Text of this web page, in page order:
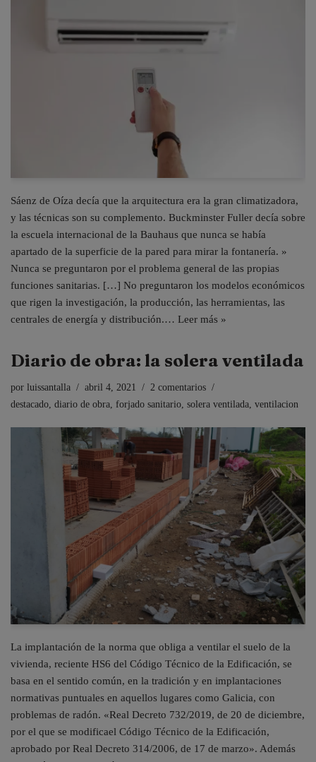
Sáenz de Oíza decía que la arquitectura era la gran climatizadora,
y las técnicas son su complemento. Buckminster Fuller decía sobre
la escuela internacional de la Bauhaus que nunca se había
apartado de la superficie de la pared para mirar la fontanería. »
Nunca se preguntaron por el problema general de las propias
funciones sanitarias. […] No preguntaron los modelos económicos
que rigen la investigación, la producción, las herramientas, las
centrales de energía y distribución.… Leer más »
Diario de obra: la solera ventilada
por luissantalla abril 4, 2021
2 comentarios
destacado, diario de obra, forjado sanitario, solera ventilada, ventilacion
La implantación de la norma que obliga a ventilar el suelo de la
vivienda, reciente HS6 del Código Técnico de la Edificación, se
basa en el sentido común, en la tradición y en implantaciones
normativas puntuales en aquellos lugares como Galicia, con
problemas de radón. «Real Decreto 732/2019, de 20 de diciembre,
por el que se modificael Código Técnico de la Edificación,
aprobado por Real Decreto 314/2006, de 17 de marzo». Además